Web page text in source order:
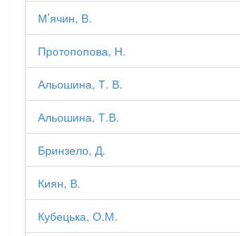
М’ячин, В.
Протопопова, Н.
Альошина, Т. В.
Альошина, Т.В.
Бринзело, Д.
Киян, В.
Кубецька, О.М.